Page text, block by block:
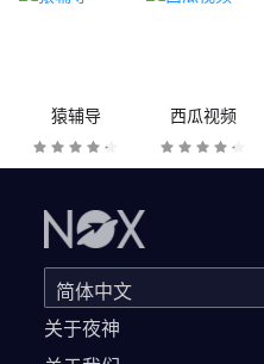
猿辅导 西瓜视频
关于夜神